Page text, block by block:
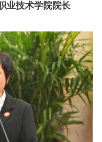
业技术学院院长